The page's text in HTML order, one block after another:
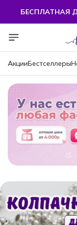
БЕСПЛАТНАЯ
БЕСПЛАТНАЯ
АкцииБестселлеры